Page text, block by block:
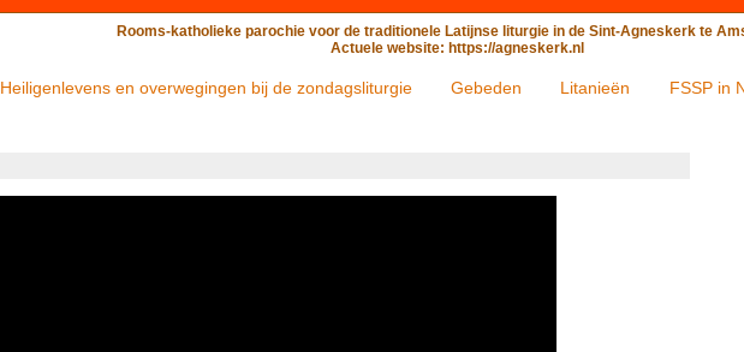
Rooms-katholieke parochie voor de traditionele Latijnse liturgie in de Sint-Agneskerk te
Actuele website: https://agneskerk.nl
Heiligenlevens en overwegingen bij de zondagsliturgie Gebeden Litanieën FSSP in